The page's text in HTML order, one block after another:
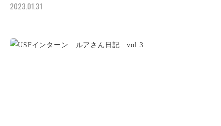
2023.01.31